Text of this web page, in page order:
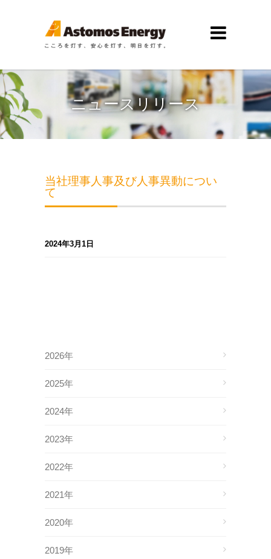
ニュースリリース
当社理事人事及び人事異動につい
て
2024年3月1日
2026年
2025年
2024年
2023年
2022年
2021年
2020年
2019年